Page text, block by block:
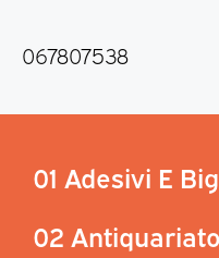
067807538
01 Adesivi E
02 Antiquariato